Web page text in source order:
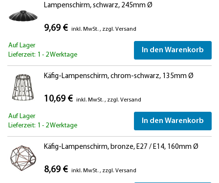
Lampenschirm, schwarz, 245mm Ø
9,69 € inkl. MwSt. , zzgl. Versand
Auf Lager
Lieferzeit: 1 - 2 Werktage
In den Warenkorb
Käfig-Lampenschirm, chrom-schwarz, 135mm Ø
10,69 € inkl. MwSt. , zzgl. Versand
Auf Lager
Lieferzeit: 1 - 2 Werktage
In den Warenkorb
Käfig-Lampenschirm, bronze, E27 / E14, 160mm Ø
8,69 € inkl. MwSt. , zzgl. Versand